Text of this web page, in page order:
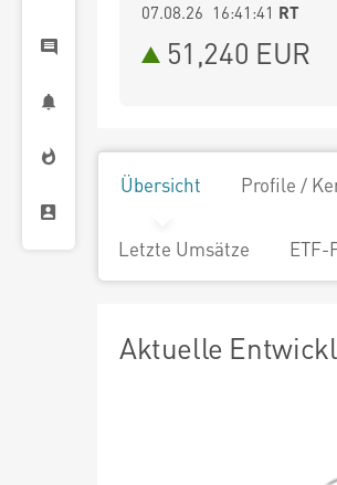
07.08.26 16:41:41 RT
51,240 EUR
Übersicht Profile /
Letzte Umsätze ETF-
Aktuelle